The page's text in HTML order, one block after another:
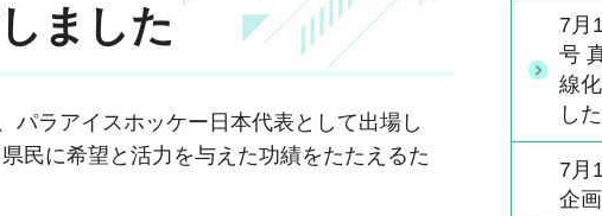
ました
パラアイスホッケー日本代表として出場し
民に希望と活力を与えた功績をたたえるた
7月
号
線
した
7月
企